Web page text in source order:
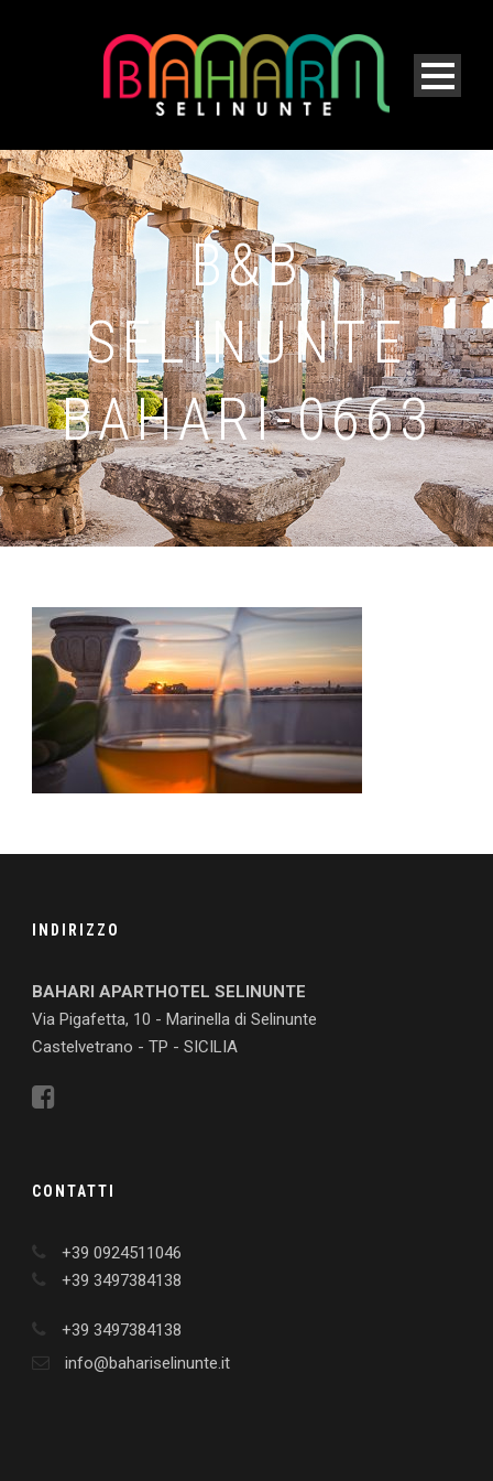
B&B
SELINUNTE
BAHARI-0663
INDIRIZZO
BAHARI APARTHOTEL SELINUNTE
Via Pigafetta, 10 - Marinella di Selinunte
Castelvetrano - TP - SICILIA
CONTATTI
+39 0924511046
+39 3497384138
+39 3497384138
info@bahariselinunte.it